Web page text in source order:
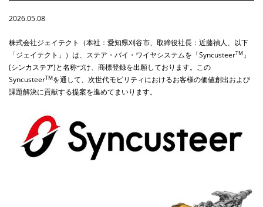
2026.05.08
株式会社ジェイテクト（本社：愛知県刈谷市、取締役社長：近藤禎人、以下
「ジェイテクト」）は、ステア・バイ・ワイヤシステムを「SyncusteerTM 」
(シンカステア)と名称づけ、商標登録を出願しております。この
SyncusteerTMを通して、次世代モビリティにおけるお客様の価値創出および
課題解決に貢献する提案を進めてまいります。